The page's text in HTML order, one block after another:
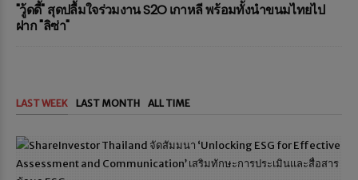
"วู้ดดี้" สุดปลื้มใจร่วมงาน S2O เกาหลี พร้อมทั้งนำขนมไทยไป
ฝาก "ลิซ่า"
LAST WEEK LAST MONTH ALL TIME